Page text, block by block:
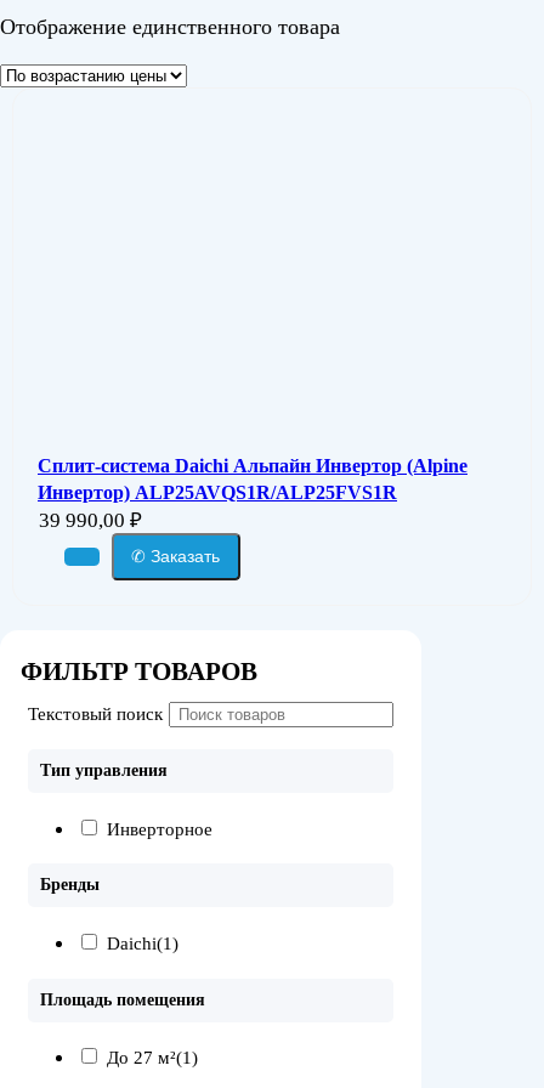
Отображение единственного товара
Сплит-система Daichi Альпайн Инвертор (Alpine
Инвертор) ALP25AVQS1R/ALP25FVS1R
39 990,00 ₽
✆ Заказать
ФИЛЬТР ТОВАРОВ
Текстовый поиск
Тип управления
Инверторное
Бренды
Daichi(1)
Площадь помещения
До 27 м²(1)